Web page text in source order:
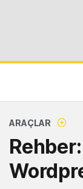
ARAÇLAR